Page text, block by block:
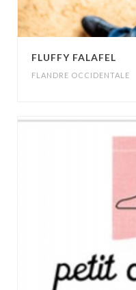
FLUFFY FALAFEL
FLANDRE OCCIDENTALE